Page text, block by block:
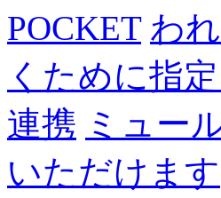
POCKET わ
くために指
連携 ミュー
いただけます